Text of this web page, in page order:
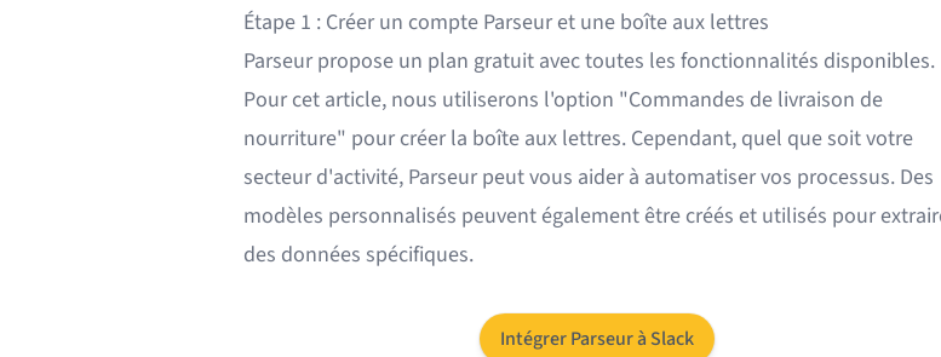
Étape 1 : Créer un compte Parseur et une boîte aux lettres
Parseur propose un plan gratuit avec toutes les fonctionnalités disponibles.
Pour cet article, nous utiliserons l'option "Commandes de livraison de
nourriture" pour créer la boîte aux lettres. Cependant, quel que soit votre
secteur d'activité, Parseur peut vous aider à automatiser vos processus. Des
modèles personnalisés peuvent également être créés et utilisés pour
des données spécifiques.
Intégrer Parseur à Slack